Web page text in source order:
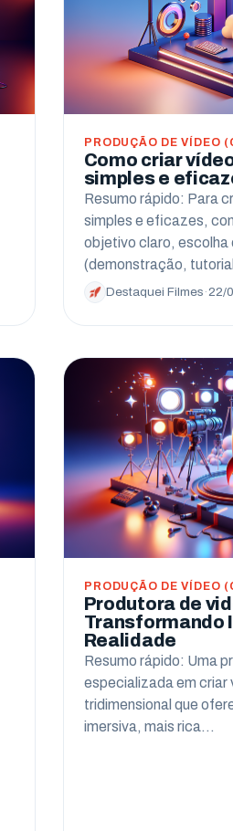
PRODUÇÃO DE VÍDEO
Como criar
simples e
Resumo rápido: Para
simples e eficazes,
objetivo claro, escolha
(demonstração,
Destaquei Filmes ·22/
PRODUÇÃO DE VÍDEO
Produtora de
Transformando
Realidade
Resumo rápido: Uma
especializada em criar
tridimensional que
imersiva, mais rica…